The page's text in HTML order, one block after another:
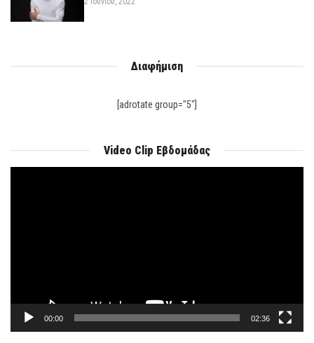
Διαφήμιση
[adrotate group="5"]
Video Clip Εβδομάδας
00:00 02:36